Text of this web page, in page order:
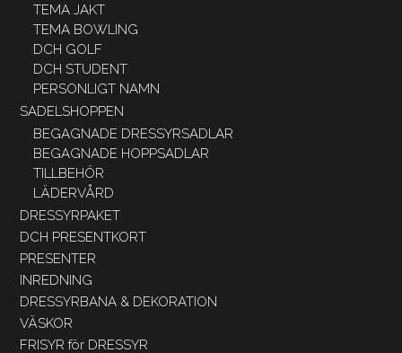
TEMA JAKT
TEMA BOWLING
DCH GOLF
DCH STUDENT
PERSONLIGT NAMN
SADELSHOPPEN
BEGAGNADE DRESSYRSADLAR
BEGAGNADE HOPPSADLAR
TILLBEHÖR
LÄDERVÅRD
DRESSYRPAKET
DCH PRESENTKORT
PRESENTER
INREDNING
DRESSYRBANA & DEKORATION
VÄSKOR
FRISYR för DRESSYR